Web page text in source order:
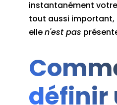
instantanément
tout aussi
ellen'est pas
définir